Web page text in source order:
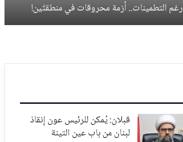
رغم التطمينات.. أزمة محروقات في منطقتَين!
قبلان: يُمكن للرئيس عون إنقاذ
لبنان من باب عين التينة